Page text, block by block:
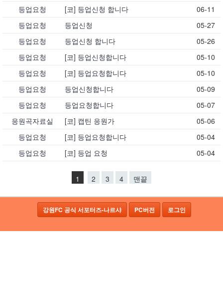
등업요청
[코] 등업신청 합니다
06-11
등업요청
등업신청
05-27
등업요청
등업신청 합니다
05-26
등업요청
[코] 등업신청합니다
05-10
등업요청
[코] 등업요청합니다
05-10
등업요청
등업신청합니다
05-09
등업요청
등업요청합니다
05-07
응원곡자료실
[코] 캡틴 응원가
05-06
등업요청
[코] 등업요청합니다
05-04
등업요청
[코] 등업 요청 05-04
1 2 3 4 맨끝
강원FC 공식 서포터즈-나르샤 PC버전 로그인